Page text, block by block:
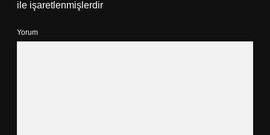
ile işaretlenmişlerdir
Yorum